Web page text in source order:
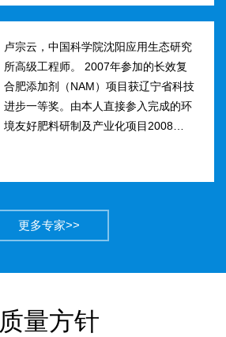
家“十二五&rdqu...
卢宗云，中国科学院沈阳应用生态研究
所高级工程师。 2007年参加的长效复
合肥添加剂（NAM）项目获辽宁省科技
进步一等奖。由本人直接参入完成的环
境友好肥料研制及产业化项目2008年获
市有突出贡献中青年专...
更多专家>>
质量方针